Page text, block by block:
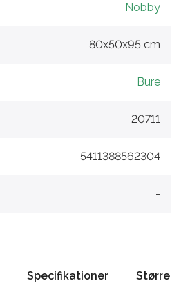
Nobby
80x50x95 cm
Bure
20711
5411388562304
-
Specifikationer